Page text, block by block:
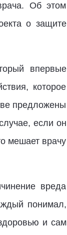
Об этом
о защите
впервые
которое
предложены
если он
мешает врачу
вреда
понимал,
и сам